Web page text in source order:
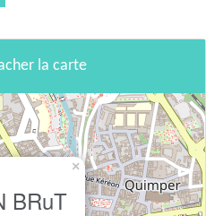
la carte
BRuT
×